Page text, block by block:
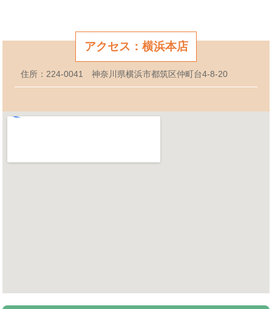
アクセス：横浜本店
住所：224-0041 神奈川県横浜市都筑区仲町台4-8-20